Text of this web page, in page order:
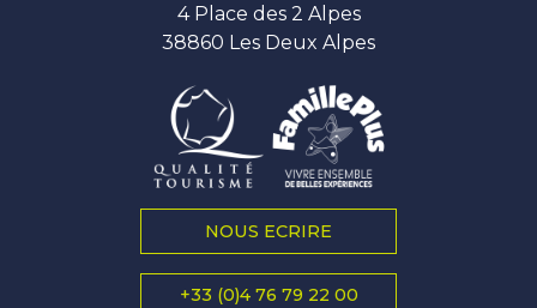
4 Place des 2 Alpes
38860 Les Deux Alpes
NOUS ECRIRE
+33 (0)4 76 79 22 00